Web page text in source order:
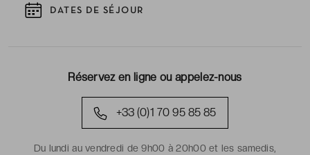
DATES DE SÉJOUR
Réservez en ligne ou appelez-nous
+33 (0)1 70 95 85 85
Du lundi au vendredi de 9h00 à 20h00 et les samedis,